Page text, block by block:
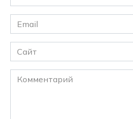
*
Email
*
Сайт
Комментарий